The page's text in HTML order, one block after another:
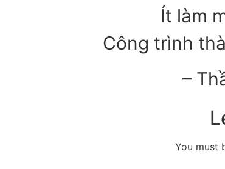
Ít làm
Công trình
–
You must